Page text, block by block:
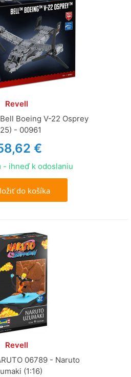
Revell
Boeing V-22 Osprey
- 00961
€
- ihneď k odoslaniu
do košíka
Revell
06789 - Naruto
(1:16)